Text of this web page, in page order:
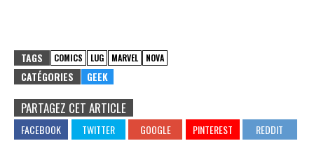
TAGS COMICS LUG MARVEL NOVA
CATÉGORIES GEEK
PARTAGEZ CET ARTICLE